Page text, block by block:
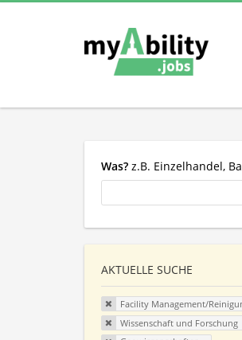
Was? z.B. Einzelhandel,
AKTUELLE SUCHE
Facility Management/
Wissenschaft und Forschung